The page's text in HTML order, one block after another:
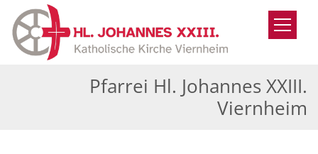
Zum Inhalt springen
Pfarrei Hl. Johannes XXIII.
Viernheim